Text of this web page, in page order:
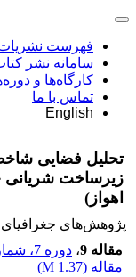
فهرست
سامانه نشر
کارگاه‌ها و
تماس با ما
English
تحلیل فضایی
زیرساخت شریانی
اهواز)
پژوهش‌های
مقاله 9
، دوره 7، شماره 2
مقاله (1.37 M
)